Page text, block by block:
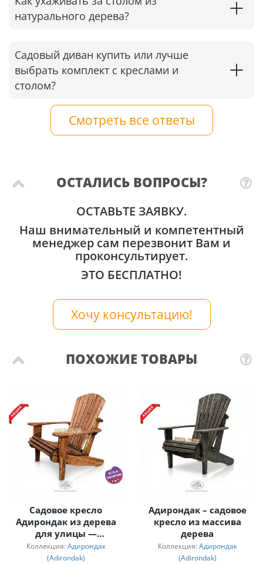
натурального дерева?
Садовый диван купить или лучше
выбрать комплект с креслами и
столом?
Смотреть все ответы
ОСТАЛИСЬ ВОПРОСЫ?
ОСТАВЬТЕ ЗАЯВКУ.
Наш внимательный и компетентный
менеджер сам перезвонит Вам и
проконсультирует.
ЭТО БЕСПЛАТНО!
Хочу консультацию!
ПОХОЖИЕ ТОВАРЫ
Садовое кресло
Адирондак из дерева
для улицы —
Adirondack chair —
американская классика
Коллекция: Адирондак
(Adirondak)
Адирондак – садовое
кресло из массива
дерева
Коллекция: Адирондак
(Adirondak)